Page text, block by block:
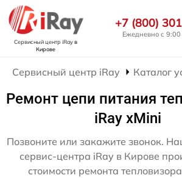
Сервисный центр iRayв
Кирове
+7 (800)
Ежедневно с
Сервисный центр iRay Каталог
Ремонт цепи питания
iRay xMini
Позвоните или закажите звонок.
сервис-центра iRay в Кирове
стоимости ремонта